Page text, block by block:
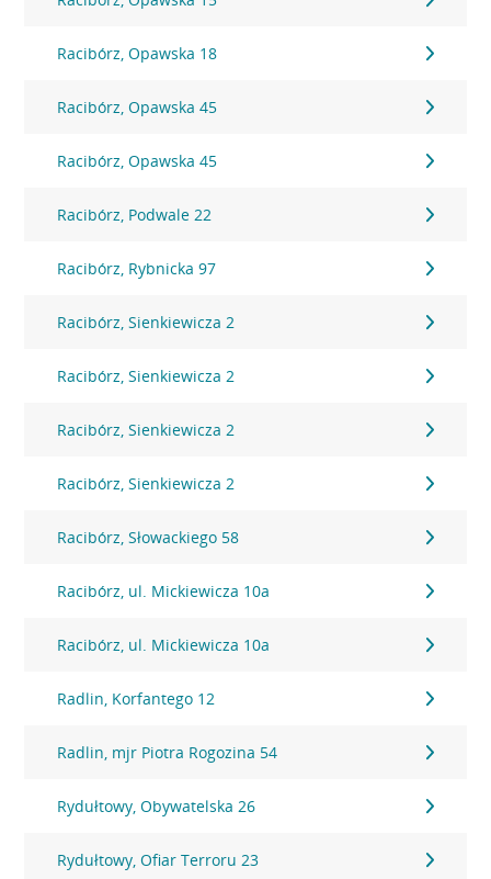
Racibórz, Opawska 18
Racibórz, Opawska 45
Racibórz, Opawska 45
Racibórz, Podwale 22
Racibórz, Rybnicka 97
Racibórz, Sienkiewicza 2
Racibórz, Sienkiewicza 2
Racibórz, Sienkiewicza 2
Racibórz, Sienkiewicza 2
Racibórz, Słowackiego 58
Racibórz, ul. Mickiewicza 10a
Racibórz, ul. Mickiewicza 10a
Radlin, Korfantego 12
Radlin, mjr Piotra Rogozina 54
Rydułtowy, Obywatelska 26
Rydułtowy, Ofiar Terroru 23